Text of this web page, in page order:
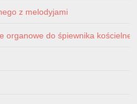
z melodyjami
organowe do śpiewnika